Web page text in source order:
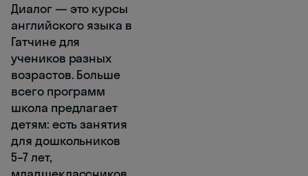
Диалог — это курсы
английского языка в
Гатчине для
учеников разных
возрастов. Больше
всего программ
школа предлагает
детям: есть занятия
для дошкольников
5–7 лет,